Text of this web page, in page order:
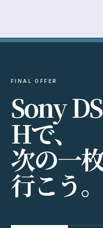
FINAL OFFER
SonyDS
Hで、
次の一
行こう。